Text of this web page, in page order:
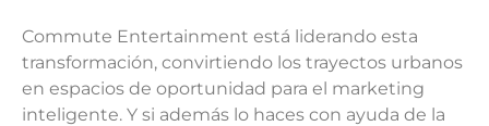
Commute Entertainment está liderando esta
transformación, convirtiendo los trayectos urbanos
en espacios de oportunidad para el marketing
inteligente. Y si además lo haces con ayuda de la